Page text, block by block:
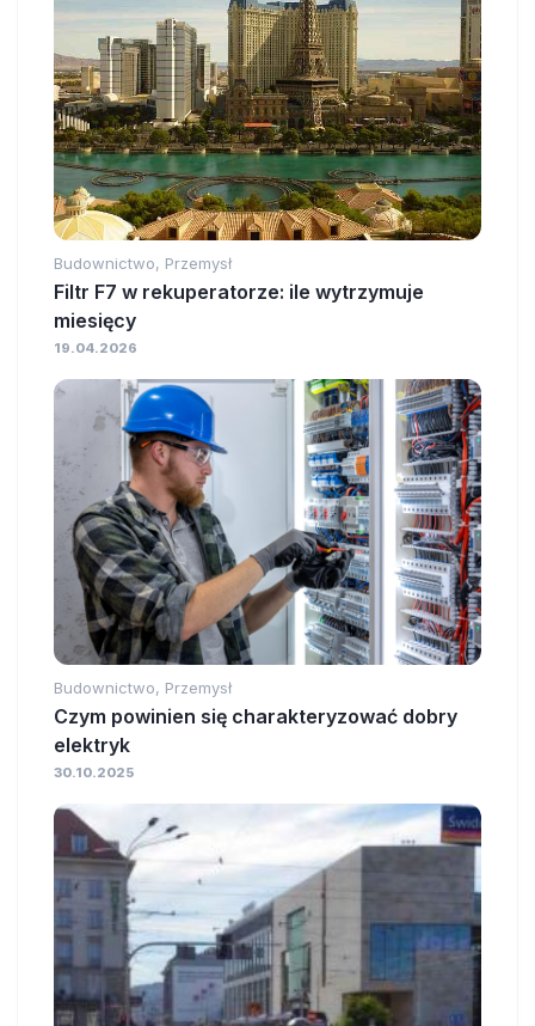
Budownictwo, Przemysł
Filtr F7 w rekuperatorze: ile wytrzymuje
miesięcy
19.04.2026
Budownictwo, Przemysł
Czym powinien się charakteryzować dobry
elektryk
30.10.2025